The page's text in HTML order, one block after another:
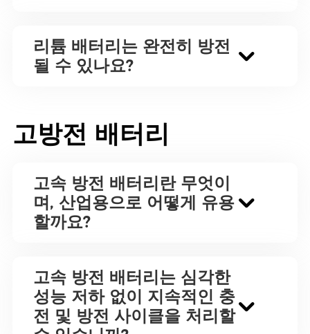
리튬 배터리는 완전히 방전
될 수 있나요?
고방전 배터리
고속 방전 배터리란 무엇이
며, 산업용으로 어떻게 유용
할까요?
고속 방전 배터리는 심각한
성능 저하 없이 지속적인 충
전 및 방전 사이클을 처리할